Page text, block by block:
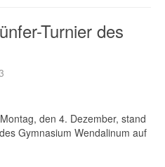
Turnier des
den 4. Dezember, stand
Gymnasium Wendalinum auf